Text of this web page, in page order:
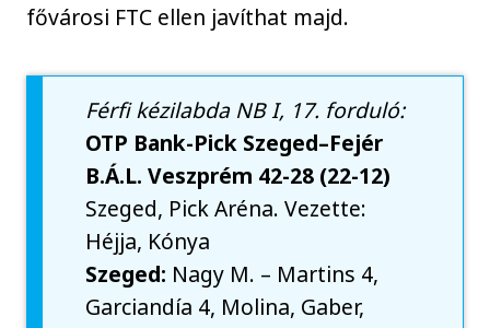
fővárosi FTC ellen javíthat majd.
Férfi kézilabda NB I, 17. forduló:
OTP Bank-Pick Szeged–Fejér
B.Á.L. Veszprém 42-28 (22-12)
Szeged, Pick Aréna. Vezette:
Héjja, Kónya
Szeged: Nagy M. – Martins 4,
Garciandía 4, Molina, Gaber,